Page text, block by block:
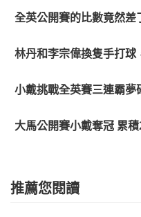
全英公開賽的比數竟然差
林丹和李宗偉換隻手打球
小戴挑戰全英賽三連霸夢
大馬公開賽小戴奪冠 累
推薦您閱讀